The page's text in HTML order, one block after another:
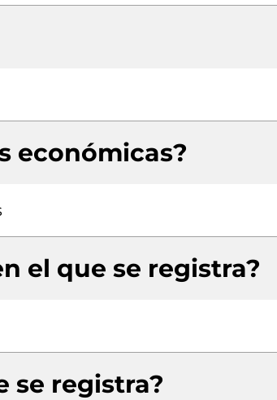
económicas?
el que se registra?
se registra?